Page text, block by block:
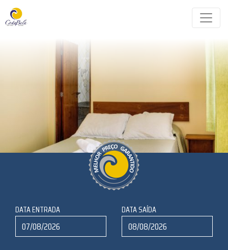
DATA ENTRADA DATA SAÍDA